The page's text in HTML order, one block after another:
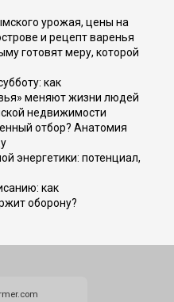
урожая, цены на
и рецепт варенья
готовят меру, которой
как
меняют жизни людей
недвижимости
отбор? Анатомия
энергетики: потенциал,
как
оборону?